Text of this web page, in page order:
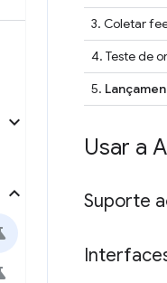
3. Coletar
4. Teste de
5.
Usar a
Suporte